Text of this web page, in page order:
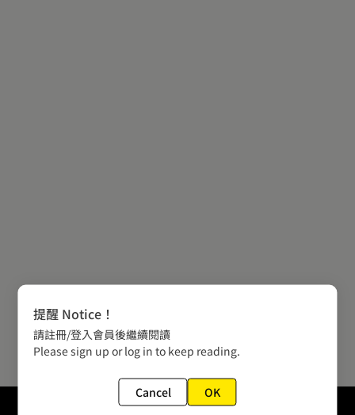
提醒 Notice！
請註冊/登入會員後繼續閱讀
Please sign up or log in to keep reading.
Cancel OK